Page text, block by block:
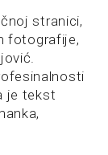
stranici,
fotografije,
je tekst